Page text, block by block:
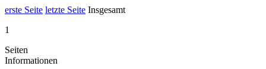
erste Seite letzte Seite Insgesamt
1
Seiten
Informationen